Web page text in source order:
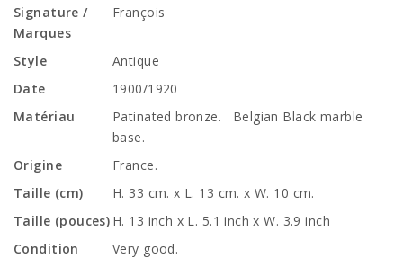
Signature /
Marques
François
Style
Antique
Date
1900/1920
Matériau
Patinated bronze. Belgian Black marble
base.
Origine
France.
Taille (cm)
H. 33 cm. x L. 13 cm. x W. 10 cm.
Taille (pouces) H. 13 inch x L. 5.1 inch x W. 3.9 inch
Condition
Very good.